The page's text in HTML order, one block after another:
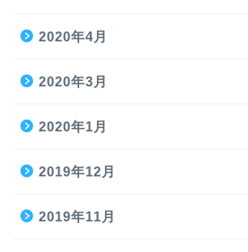
2020年4月
2020年3月
2020年1月
2019年12月
2019年11月